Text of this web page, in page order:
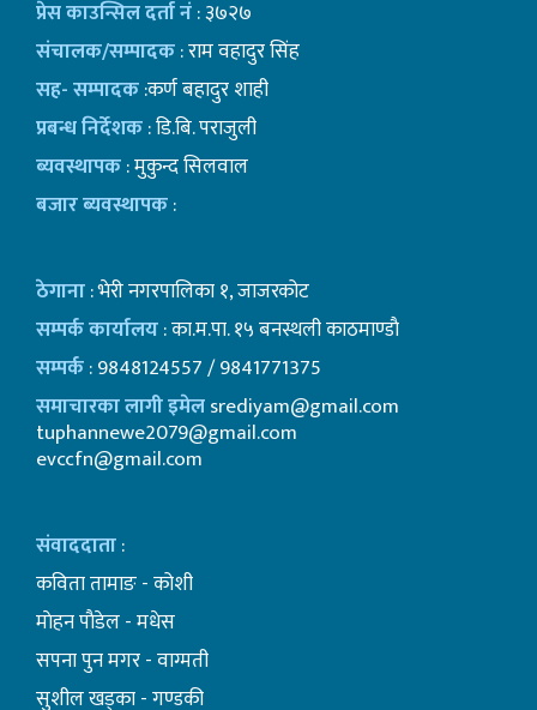
प्रेस काउन्सिल दर्ता नं: ३७२७
संचालक/सम्पादक: राम वहादुर सिंह
सह- सम्पादक:कर्ण बहादुर शाही
प्रबन्ध निर्देशक: डि.बि. पराजुली
ब्यवस्थापक: मुकुन्द सिलवाल
बजार ब्यवस्थापक:
ठेगाना: भेरी नगरपालिका १, जाजरकोट
सम्पर्क कार्यालय: का.म.पा. १५ बनस्थली काठमाण्डाै
सम्पर्क: 9848124557 / 9841771375
समाचारका लागी इमेलsrediyam@gmail.com
tuphannewe2079@gmail.com
evccfn@gmail.com
संवाददाता:
कविता तामाङ - कोशी
माेहन पाैडेल - मधेस
सपना पुन मगर - वाग्मती
सुशील खड्का - गण्डकी